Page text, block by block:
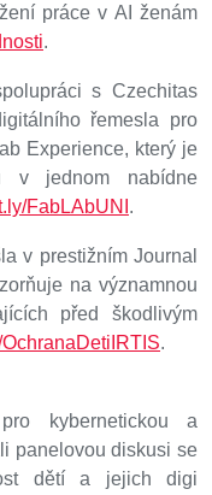
práce v AI ženám
.
s Czechitas
řemesla pro
Experience, který je
v jednom nabídne
FabLAbUNI .
v prestižním Journal
na významnou
před škodlivým
OchranaDetiIRTIS.
kybernetickou a
panelovou diskusi se
dětí a jejich digi